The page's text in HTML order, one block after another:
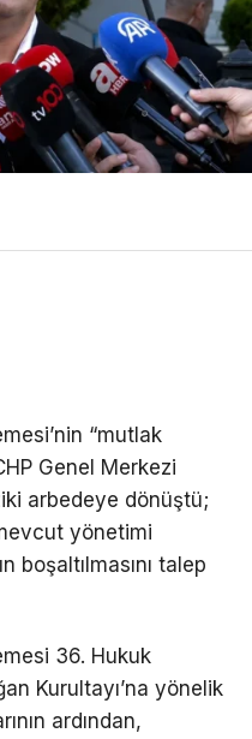
“mutlak
Genel Merkezi
arbedeye dönüştü;
yönetimi
boşaltılmasını talep
36. Hukuk
Kurultayı’na yönelik
ardından,